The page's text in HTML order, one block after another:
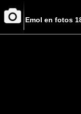
Emol en fotos